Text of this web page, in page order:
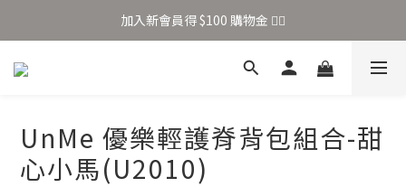
加入新會員得 $100 購物金 👉🏻
加入新會員得 $100 購物金 👉🏻
全站滿 $699 享免運
UnMe 優樂輕護脊背包組合-甜
心小馬(U2010)